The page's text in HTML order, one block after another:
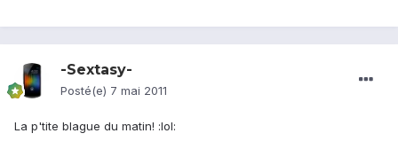
-Sextasy-
Posté(e) 7 mai 2011
La p'tite blague du matin! :lol: